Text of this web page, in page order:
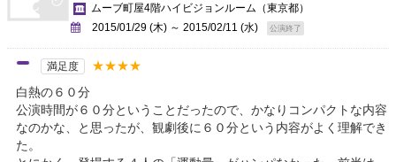
ムーブ町屋4階ハイビジョンルーム （東京都）
2015/01/29 (木) ～ 2015/02/11 (水)
公演終了
満足度
★★★★
白熱の６０分
公演時間が６０分ということだったので、かなりコンパクトな内容
なのかな、と思ったが、観劇後に６０分という内容がよく理解でき
た。